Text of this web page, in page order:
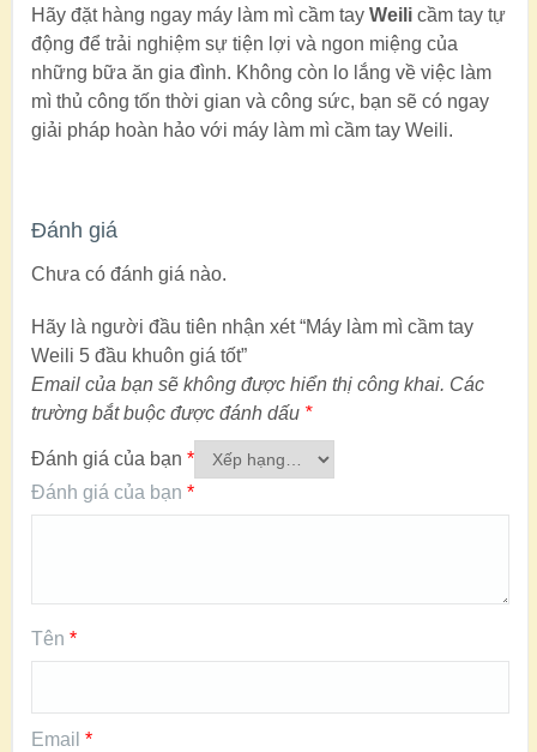
Hãy đặt hàng ngay máy làm mì cầm tay Weili cầm tay tự
động để trải nghiệm sự tiện lợi và ngon miệng của
những bữa ăn gia đình. Không còn lo lắng về việc làm
mì thủ công tốn thời gian và công sức, bạn sẽ có ngay
giải pháp hoàn hảo với máy làm mì cầm tay Weili.
Đánh giá
Chưa có đánh giá nào.
Hãy là người đầu tiên nhận xét “Máy làm mì cầm tay
Weili 5 đầu khuôn giá tốt”
Email của bạn sẽ không được hiển thị công khai. Các
trường bắt buộc được đánh dấu *
Đánh giá của bạn *
Đánh giá của bạn *
Tên *
Email *